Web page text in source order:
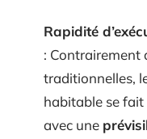
Rapidité
: Contrairement
traditionnelles,
habitable se fait
avec une